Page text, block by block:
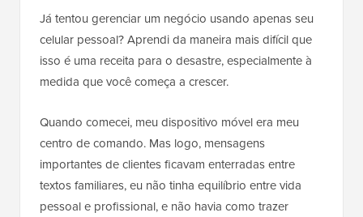
Já tentou gerenciar um negócio usando apenas seu
celular pessoal? Aprendi da maneira mais difícil que
isso é uma receita para o desastre, especialmente à
medida que você começa a crescer.
Quando comecei, meu dispositivo móvel era meu
centro de comando. Mas logo, mensagens
importantes de clientes ficavam enterradas entre
textos familiares, eu não tinha equilíbrio entre vida
pessoal e profissional, e não havia como trazer